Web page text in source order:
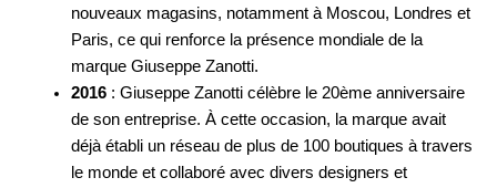
nouveaux magasins, notamment à Moscou, Londres et
Paris, ce qui renforce la présence mondiale de la
marque Giuseppe Zanotti.
2016: Giuseppe Zanotti célèbre le 20ème anniversaire
de son entreprise. À cette occasion, la marque avait
déjà établi un réseau de plus de 100 boutiques à travers
le monde et collaboré avec divers designers et